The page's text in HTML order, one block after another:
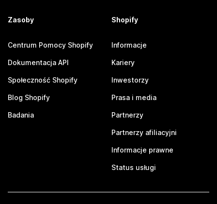
Zasoby
Centrum Pomocy Shopify
Dokumentacja API
Społeczność Shopify
Blog Shopify
Badania
Shopify
Informacje
Kariery
Inwestorzy
Prasa i media
Partnerzy
Partnerzy afiliacyjni
Informacje prawne
Status usługi